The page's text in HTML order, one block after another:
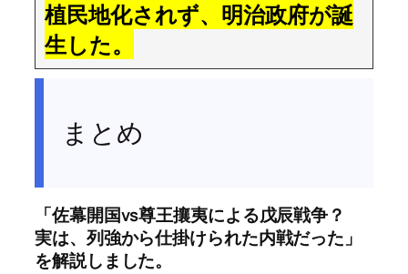
植民地化されず、明治政府が誕
生した。
まとめ
「佐幕開国vs尊王攘夷による戊辰戦争？
実は、列強から仕掛けられた内戦だった」
を解説しました。